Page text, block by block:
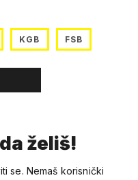
KGB FSB
želiš!
se. Nemaš korisnički